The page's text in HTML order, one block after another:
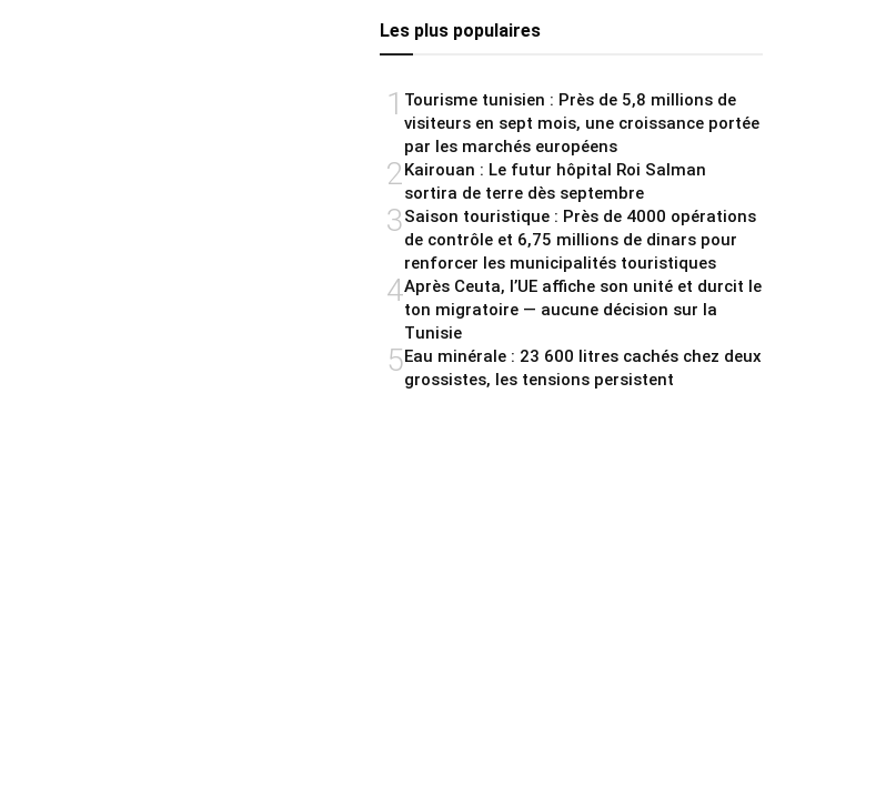
Les plus populaires
1 Tourisme tunisien : Près de 5,8 millions de
visiteurs en sept mois, une croissance portée
par les marchés européens
2Kairouan : Le futur hôpital Roi Salman
sortira de terre dès septembre
3Saison touristique : Près de 4000 opérations
de contrôle et 6,75 millions de dinars pour
renforcer les municipalités touristiques
4Après Ceuta, l’UE affiche son unité et durcit le
ton migratoire — aucune décision sur la
Tunisie
5Eau minérale : 23 600 litres cachés chez deux
grossistes, les tensions persistent